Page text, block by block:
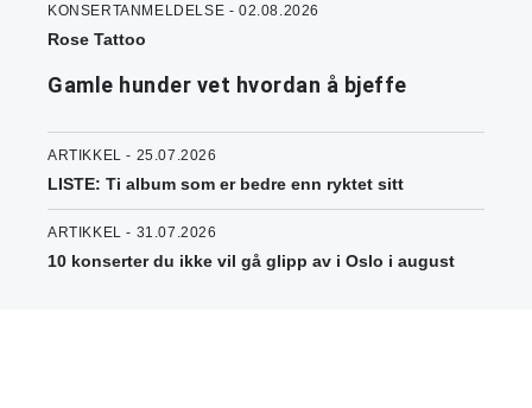
KONSERTANMELDELSE - 02.08.2026
Rose Tattoo
Gamle hunder vet hvordan å bjeffe
ARTIKKEL - 25.07.2026
LISTE: Ti album som er bedre enn ryktet sitt
ARTIKKEL - 31.07.2026
10 konserter du ikke vil gå glipp av i Oslo i august